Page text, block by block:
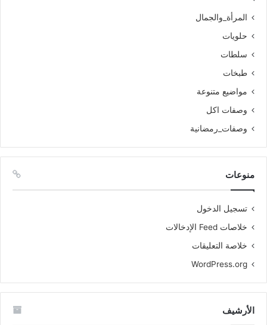
المرأة_والجمال
حلويات
سلطات
طبخات
مواضيع متنوعة
وصفات اكل
وصفات_رمضانية
منوعات
تسجيل الدخول
خلاصات Feed الإدخالات
خلاصة التعليقات
WordPress.org
الأرشيف